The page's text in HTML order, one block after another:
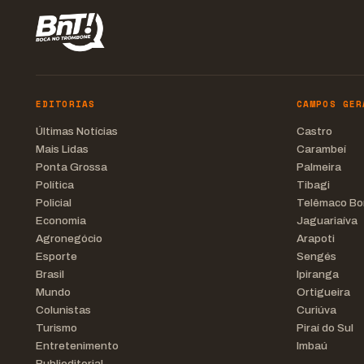
EDITORIAS
Últimas Notícias
Mais Lidas
Ponta Grossa
Política
Policial
Economia
Agronegócio
Esporte
Brasil
Mundo
Colunistas
Turismo
Entretenimento
CAMPOS
Castro
Carambeí
Palmeira
Tibagi
Telêmaco
Jaguariaíva
Arapoti
Sengés
Ipiranga
Ortigueira
Curiúva
Piraí do Sul
Imbaú